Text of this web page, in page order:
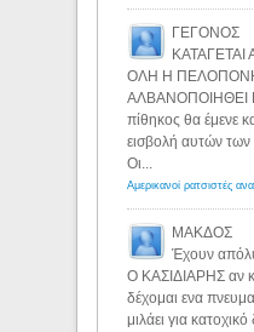
ΓΕΓΟΝΟΣ
ΟΛΗ Η
ΑΛΒΑΝΟΠΟΙΗΘΕΙ
πίθηκος θα έμενε
εισβολή αυτών των
Οι...
ΜΑΚΔΟΣ
Έχουν
Ο ΚΑΣΙΔΙΑΡΗΣ αν
δέχομαι ενα
μιλάει για